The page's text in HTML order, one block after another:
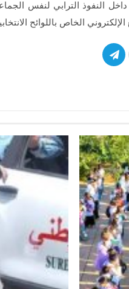
داخل النفوذ الترابي لنفس
الخاص باللوائح